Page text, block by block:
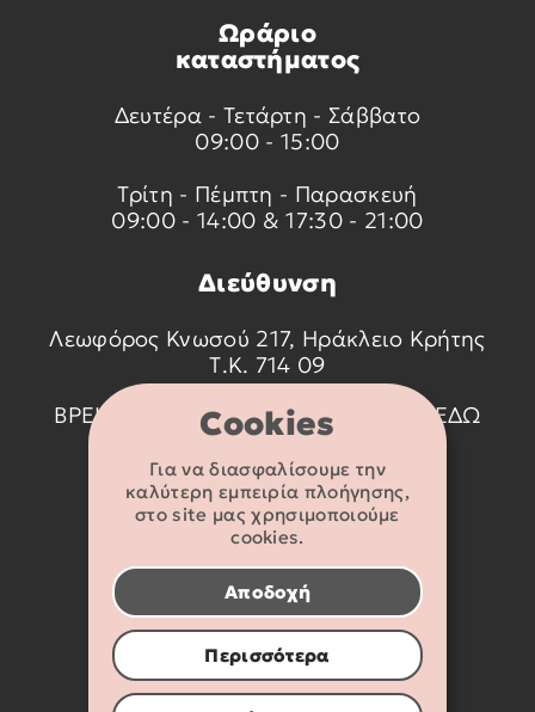
Cookies
Για να διασφαλίσουμε την
καλύτερη εμπειρία πλοήγησης,
στο site μας χρησιμοποιούμε
cookies.
Αποδοχή
Περισσότερα
Ωράριο
καταστήματος
Δευτέρα - Τετάρτη - Σάββατο
09:00 - 15:00
Τρίτη - Πέμπτη - Παρασκευή
09:00 - 14:00 & 17:30 - 21:00
Διεύθυνση
Λεωφόρος Κνωσού 217, Ηράκλειο Κρήτης
Τ.Κ. 714 09
ΒΡΕΙΤΕ ΜΑΣ ΣΤΟ ΧΑΡΤΗ ΠΑΤΩΝΤΑΣ
ΕΔΩ
Στοιχεία
επικοινωνίας
info@flexikids.gr